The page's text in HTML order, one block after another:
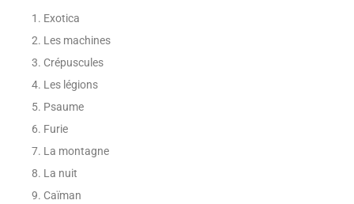
1. Exotica
2. Les machines
3. Crépuscules
4. Les légions
5. Psaume
6. Furie
7. La montagne
8. La nuit
9. Caïman